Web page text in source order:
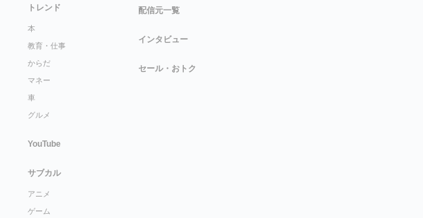
トレンド
本
教育・仕事
からだ
マネー
車
グルメ
YouTube
サブカル
アニメ
ゲーム
配信元一覧
インタビュー
セール・おトク